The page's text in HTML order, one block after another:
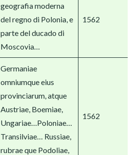
geografia moderna
del regno di Polonia, e
parte del ducado di
Moscovia…
1562
Germaniae
omniumque eius
provinciarum, atque
Austriae, Boemiae,
Ungariae…Poloniae…
Transilviae… Russiae,
rubrae que Podoliae,
1562